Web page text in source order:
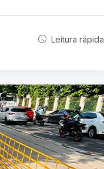
Leitura rápida